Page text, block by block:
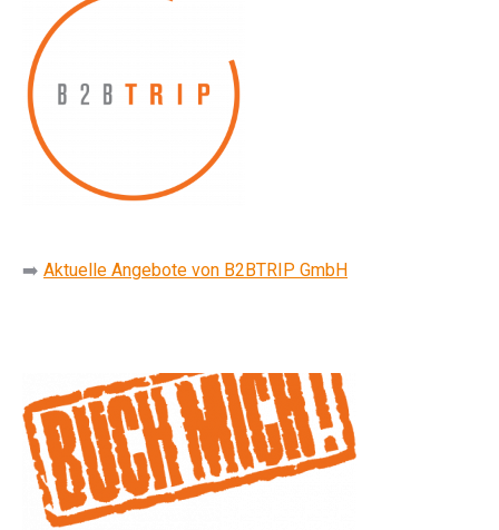
➡️ Aktuelle Angebote von B2BTRIP GmbH